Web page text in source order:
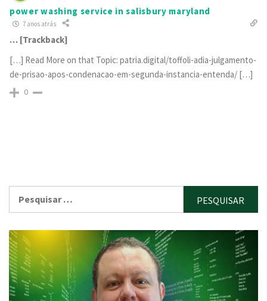
power washing service in salisbury maryland
7 anos atrás
… [Trackback]
[…] Read More on that Topic: patria.digital/toffoli-adia-julgamento-
de-prisao-apos-condenacao-em-segunda-instancia-entenda/ […]
0